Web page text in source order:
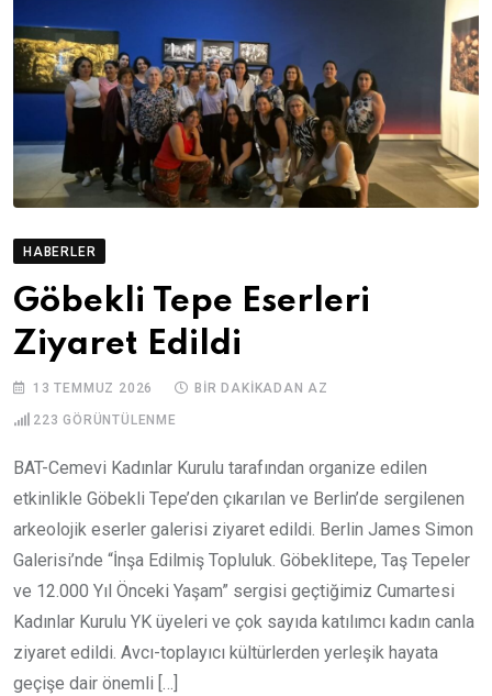
HABERLER
Göbekli Tepe Eserleri
Ziyaret Edildi
13 TEMMUZ 2026 BIR DAKIKADAN AZ
223 GÖRÜNTÜLENME
BAT-Cemevi Kadınlar Kurulu tarafından organize edilen
etkinlikle Göbekli Tepe’den çıkarılan ve Berlin’de sergilenen
arkeolojik eserler galerisi ziyaret edildi. Berlin James Simon
Galerisi’nde “İnşa Edilmiş Topluluk. Göbeklitepe, Taş Tepeler
ve 12.000 Yıl Önceki Yaşam” sergisi geçtiğimiz Cumartesi
Kadınlar Kurulu YK üyeleri ve çok sayıda katılımcı kadın canla
ziyaret edildi. Avcı-toplayıcı kültürlerden yerleşik hayata
geçişe dair önemli […]